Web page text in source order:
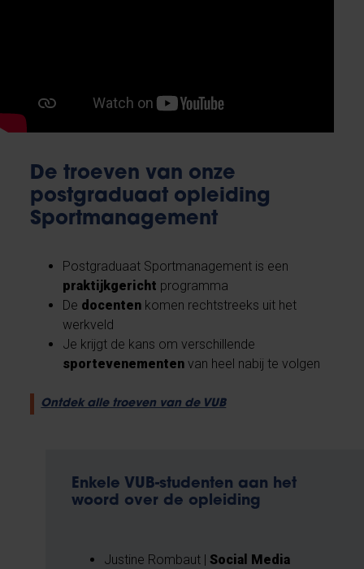
De troeven van onze
postgraduaat opleiding
Sportmanagement
Postgraduaat Sportmanagement is een
praktijkgericht programma
De docenten komen rechtstreeks uit het
werkveld
Je krijgt de kans om verschillende
sportevenementen van heel nabij te volgen
Ontdek alle troeven van de VUB
Enkele VUB-studenten aan het
woord over de opleiding
Justine Rombaut | Social Media